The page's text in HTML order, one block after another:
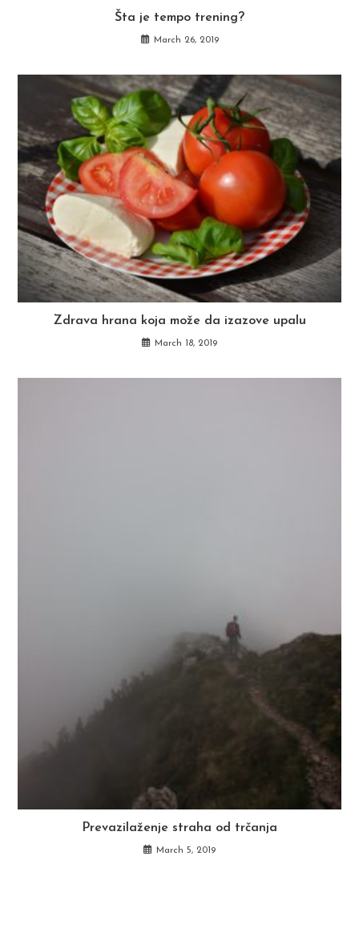
Šta je tempo trening?
March 26, 2019
Zdrava hrana koja može da izazove upalu
March 18, 2019
Prevazilaženje straha od trčanja
March 5, 2019